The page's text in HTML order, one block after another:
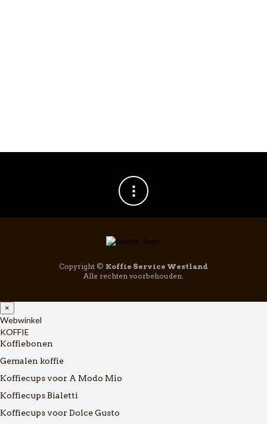
Copyright © Koffie Service Westland
Alle rechten voorbehouden.
×
Webwinkel
KOFFIE
Koffiebonen
Gemalen koffie
Koffiecups voor A Modo Mio
Koffiecups Bialetti
Koffiecups voor Dolce Gusto